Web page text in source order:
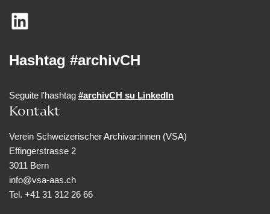
Hashtag #archivCH
Seguite l'hashtag #archivCH su LinkedIn
Kontakt
Verein Schweizerischer Archivar:innen (VSA)
Effingerstrasse 2
3011 Bern
info@vsa-aas.ch
Tel. +41 31 312 26 66